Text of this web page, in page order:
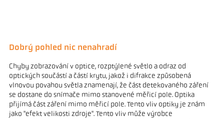
Dobrý pohled nic nenahradí
Chyby zobrazování v optice, rozptýlené světlo a odraz od
optických součástí a částí krytu, jakož i difrakce způsobená
vlnovou povahou světla znamenají, že část detekovaného záření
se dostane do snímače mimo stanovené měřicí pole. Optika
přijímá část záření mimo měřicí pole. Tento vliv optiky je znám
jako "efekt velikosti zdroje". Tento vliv může výrobce